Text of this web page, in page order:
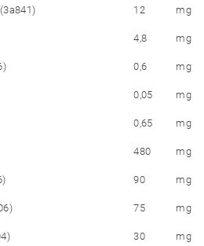
12 mg
4,8 mg
0,6 mg
0,05 mg
0,65 mg
480 mg
90 mg
75 mg
30 mg